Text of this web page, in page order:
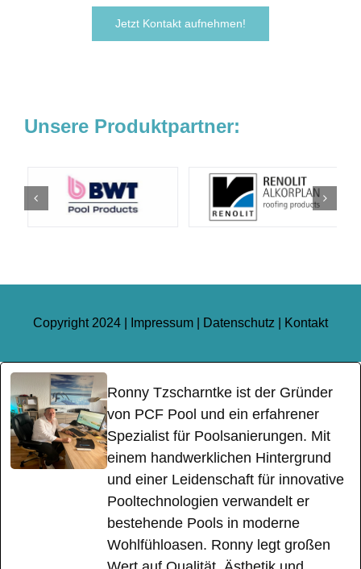
Jetzt Kontakt aufnehmen!
Unsere Produktpartner:
Copyright 2024 | Impressum Datenschutz Kontakt
Ronny Tzscharntke ist der Gründer
von PCF Pool und ein erfahrener
Spezialist für Poolsanierungen. Mit
einem handwerklichen Hintergrund
und einer Leidenschaft für innovative
Pooltechnologien verwandelt er
bestehende Pools in moderne
Wohlfühloasen. Ronny legt großen